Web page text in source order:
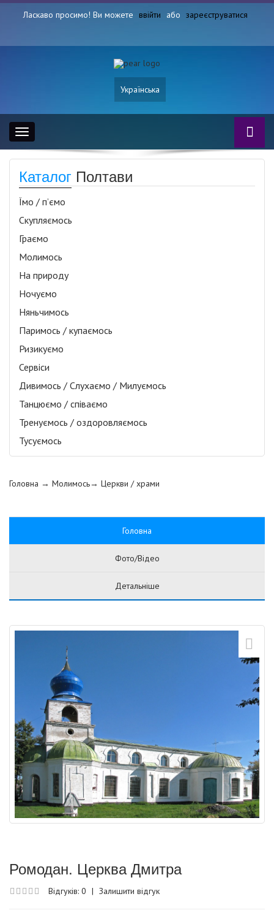
Ласкаво просимо! Ви можете ввійти або зареєструватися
Українська
Toggle
navigation
Каталог Полтави
Їмо / п’ємо
Скупляємось
Граємо
Молимось
На природу
Ночуємо
Няньчимось
Паримось / купаємось
Ризикуємо
Сервіси
Дивимось / Слухаємо / Милуємось
Танцюємо / співаємо
Тренуємось / оздоровляємось
Тусуємось
Головна → Молимось→ Церкви / храми
Головна
Фото/Відео
Детальніше
Ромодан. Церква Дмитра
Відгуків: 0 | Залишити відгук